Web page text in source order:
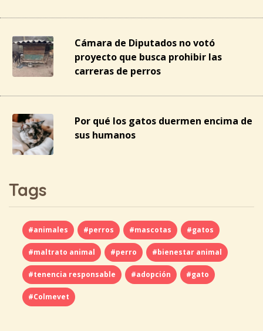
Cámara de Diputados no votó
proyecto que busca prohibir las
carreras de perros
Por qué los gatos duermen encima de
sus humanos
Tags
#animales #perros #mascotas #gatos
#maltrato animal #perro #bienestar animal
#tenencia responsable #adopción #gato
#Colmevet